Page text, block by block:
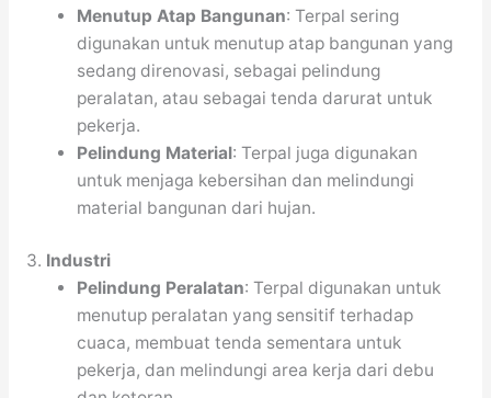
Menutup Atap Bangunan: Terpal sering
digunakan untuk menutup atap bangunan yang
sedang direnovasi, sebagai pelindung
peralatan, atau sebagai tenda darurat untuk
pekerja.
Pelindung Material: Terpal juga digunakan
untuk menjaga kebersihan dan melindungi
material bangunan dari hujan.
3. Industri
Pelindung Peralatan: Terpal digunakan untuk
menutup peralatan yang sensitif terhadap
cuaca, membuat tenda sementara untuk
pekerja, dan melindungi area kerja dari debu